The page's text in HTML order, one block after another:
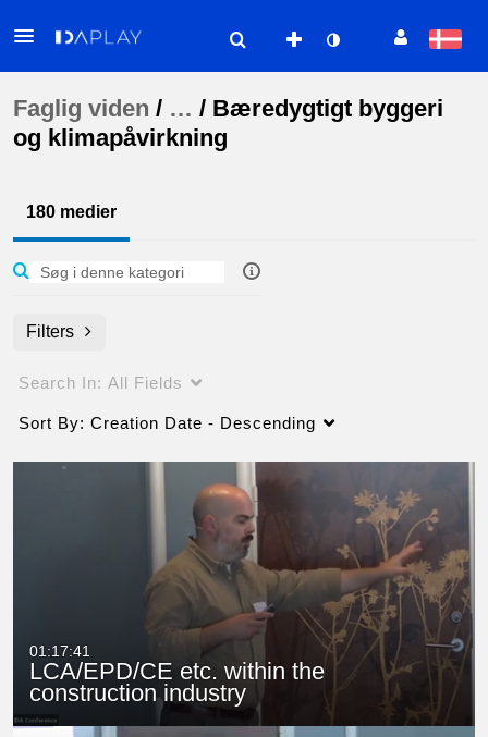
Faglig viden / … / Bæredygtigt byggeri
og klimapåvirkning
180 medier
Filters
Search In: All Fields
Sort By: Creation Date - Descending
01:17:41
LCA/EPD/CE etc. within the
construction industry